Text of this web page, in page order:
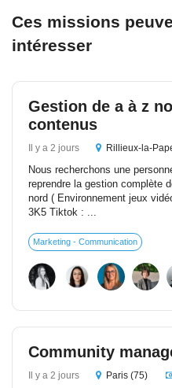
Ces missions
intéresser
Gestion de a à z
contenus
Il y a 2 jours Rillieux-la-
Nous recherchons une
reprendre la gestion complète
nord ( Environnement jeux
3K5 Tiktok : ...
Marketing - Communication
Community
Il y a 2 jours Paris (75)